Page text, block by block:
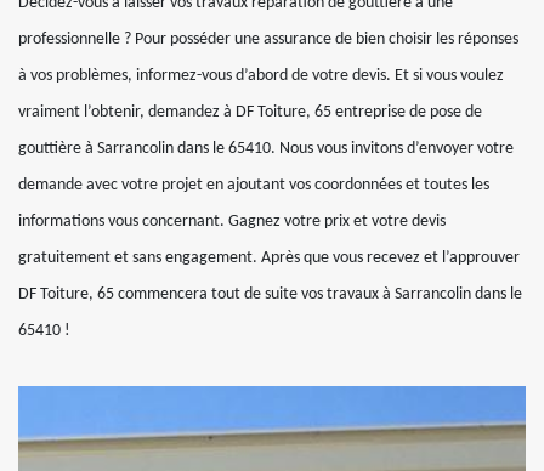
professionnelle ? Pour posséder une assurance de bien choisir les réponses
à vos problèmes, informez-vous d’abord de votre devis. Et si vous voulez
vraiment l’obtenir, demandez à DF Toiture, 65 entreprise de pose de
gouttière à Sarrancolin dans le 65410. Nous vous invitons d’envoyer votre
demande avec votre projet en ajoutant vos coordonnées et toutes les
informations vous concernant. Gagnez votre prix et votre devis
gratuitement et sans engagement. Après que vous recevez et l’approuver
DF Toiture, 65 commencera tout de suite vos travaux à Sarrancolin dans le
65410 !